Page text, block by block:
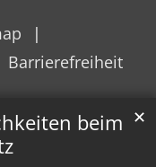
beim ✕
Barrierefreiheit